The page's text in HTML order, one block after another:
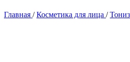
Главная / Косметика для лица /